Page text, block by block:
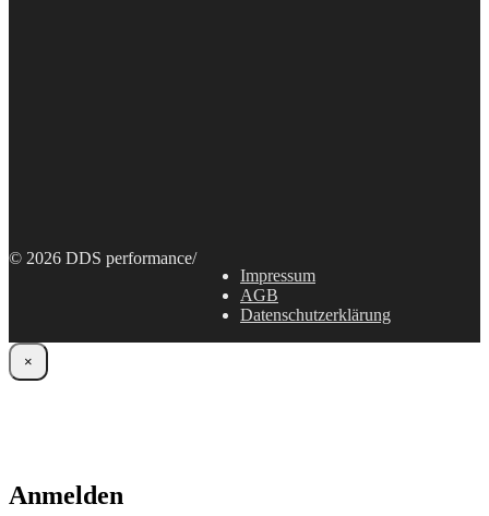
© 2026 DDS performance/
Impressum
AGB
Datenschutzerklärung
×
Anmelden